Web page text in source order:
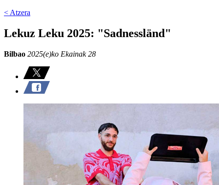
< Atzera
Lekuz Leku 2025: "Sadnessländ"
Bilbao 2025(e)ko Ekainak 28